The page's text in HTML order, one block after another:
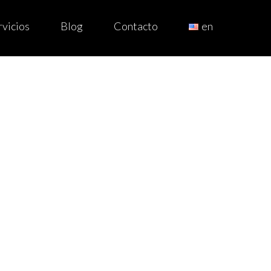
Blog Contacto en